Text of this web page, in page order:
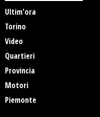
Ultim'ora
Torino
Video
Quartieri
Provincia
Motori
Piemonte